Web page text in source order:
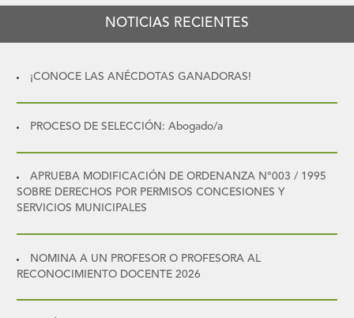
NOTICIAS RECIENTES
¡CONOCE LAS ANÉCDOTAS GANADORAS!
PROCESO DE SELECCIÓN: Abogado/a
APRUEBA MODIFICACIÓN DE ORDENANZA N°003 / 1995
SOBRE DERECHOS POR PERMISOS CONCESIONES Y
SERVICIOS MUNICIPALES
NOMINA A UN PROFESOR O PROFESORA AL
RECONOCIMIENTO DOCENTE 2026